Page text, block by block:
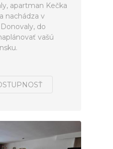
apartman Kečka
nachádza v
do
vašú